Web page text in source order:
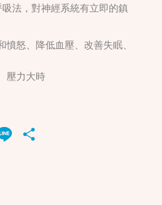
法，對神經系統有立即的鎮
憤怒、降低血壓、改善失眠、
壓力大時
Line